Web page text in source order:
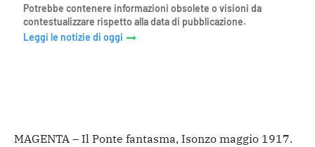
Potrebbe contenere informazioni obsolete o visioni da
contestualizzare rispetto alla data di pubblicazione.
Leggi le notizie di oggi
MAGENTA – Il Ponte fantasma, Isonzo maggio 1917.